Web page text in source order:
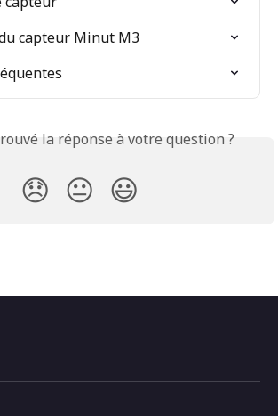
capteur Minut M3
la réponse à votre question ?
😞 😐 😃